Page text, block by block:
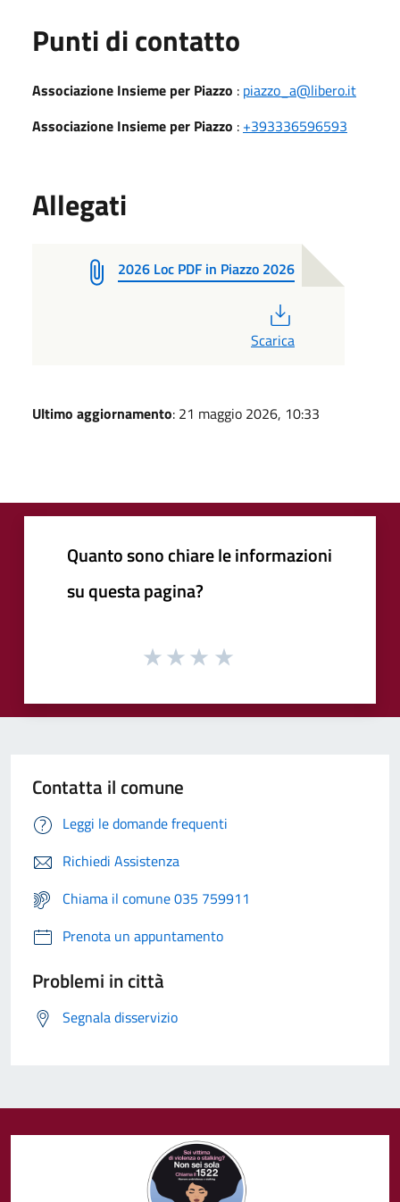
Punti di contatto
Associazione Insieme per Piazzo : piazzo_a@libero.it
Associazione Insieme per Piazzo : +393336596593
Allegati
2026 Loc PDF in Piazzo 2026
Scarica
Ultimo aggiornamento: 21 maggio 2026, 10:33
Quanto sono chiare le informazioni
su questa pagina?
Contatta il comune
Leggi le domande frequenti
Richiedi Assistenza
Chiama il comune 035 759911
Prenota un appuntamento
Problemi in città
Segnala disservizio